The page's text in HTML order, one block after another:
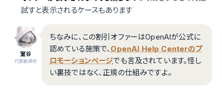
試すと表示されるケースもあります
室谷
代表取締役
ちなみに、この割引オファーはOpenAIが公式に
認めている施策で、 OpenAI Help Centerのプ
ロモーションページでも言及されています。怪し
い裏技ではなく、正規の仕組みですよ。